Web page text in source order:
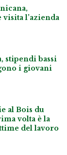
visita l’azienda
stipendi bassi
i giovani
al Bois du
volta è la
del lavoro